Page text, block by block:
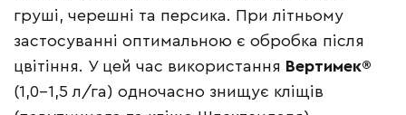
груші, черешні та персика. При літньому
застосуванні оптимальною є обробка після
цвітіння. У цей час використання Вертимек®
(1,0–1,5 л/га) одночасно знищує кліщів